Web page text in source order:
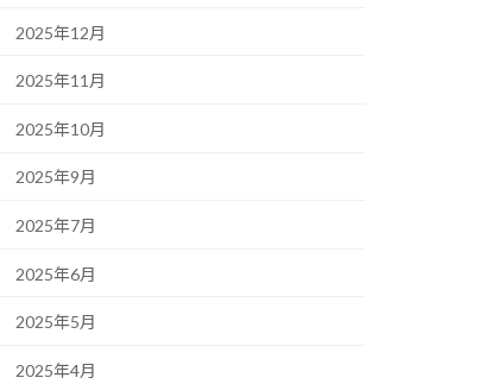
2025年12月
2025年11月
2025年10月
2025年9月
2025年7月
2025年6月
2025年5月
2025年4月